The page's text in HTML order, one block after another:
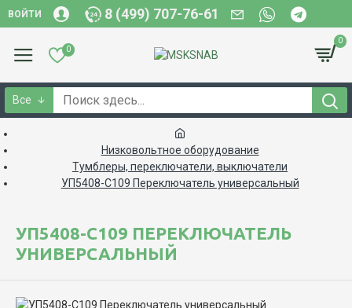
ВОЙТИ 8 (499) 707-76-61
0
0
Все
Низковольтное оборудование
Тумблеры, переключатели, выключатели
УП5408-С109 Переключатель универсальный
УП5408-С109 ПЕРЕКЛЮЧАТЕЛЬ
УНИВЕРСАЛЬНЫЙ